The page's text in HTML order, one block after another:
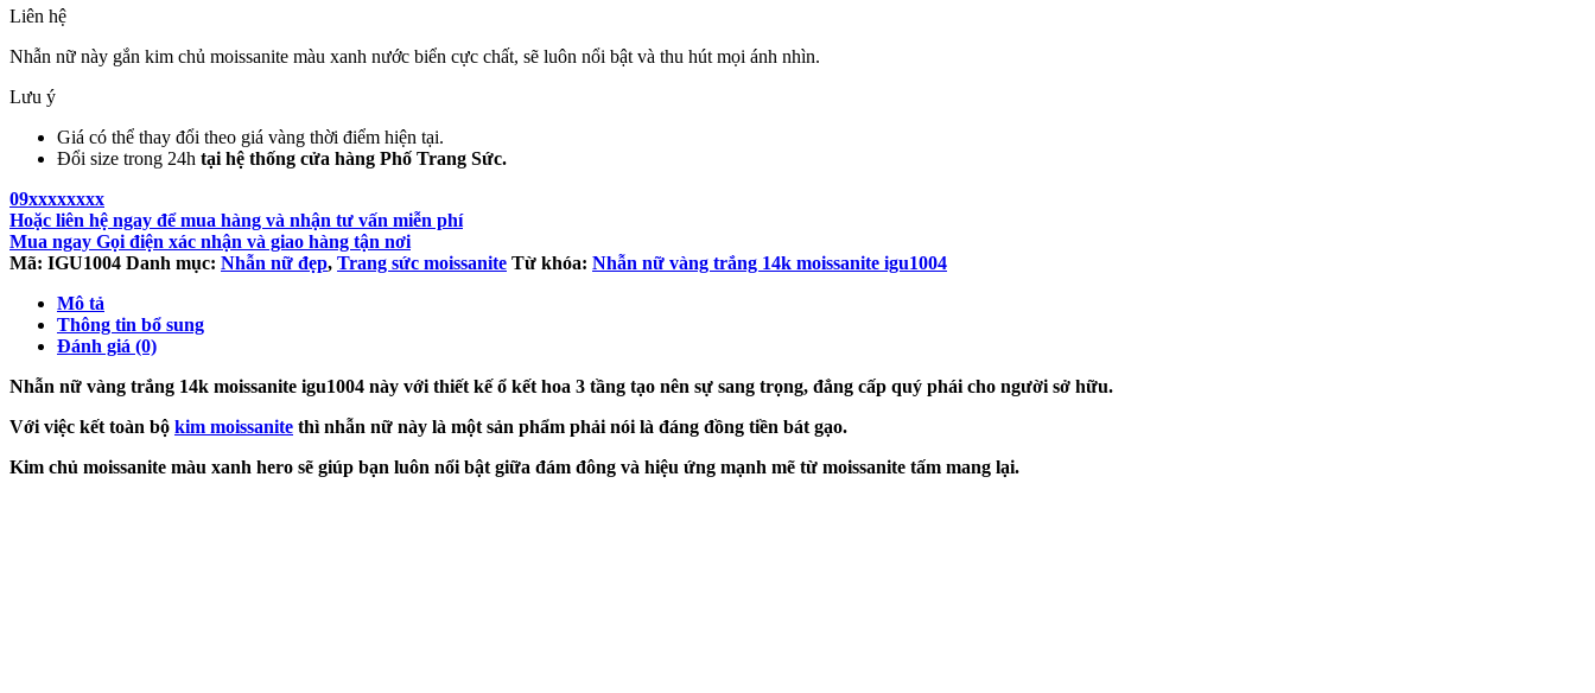
Liên hệ
Nhẫn nữ này gắn kim chủ moissanite màu xanh nước biển cực chất, sẽ luôn nổi bật và thu hút mọi ánh nhìn.
Lưu ý
Giá có thể thay đổi theo giá vàng thời điểm hiện tại.
Đổi size trong 24h tại hệ thống cửa hàng Phố Trang Sức.
09xxxxxxxx
Hoặc liên hệ ngay để mua hàng và nhận tư vấn miễn phí
Mua ngay Gọi điện xác nhận và giao hàng tận nơi
Mã: IGU1004 Danh mục: Nhẫn nữ đẹp, Trang sức moissanite Từ khóa: Nhẫn nữ vàng trắng 14k moissanite igu1004
Mô tả
Thông tin bổ sung
Đánh giá (0)
Nhẫn nữ vàng trắng 14k moissanite igu1004 này với thiết kế ổ kết hoa 3 tầng tạo nên sự sang trọng, đẳng cấp quý phái cho người sở hữu.
Với việc kết toàn bộ kim moissanite thì nhẫn nữ này là một sản phẩm phải nói là đáng đồng tiền bát gạo.
Kim chủ moissanite màu xanh hero sẽ giúp bạn luôn nổi bật giữa đám đông và hiệu ứng mạnh mẽ từ moissanite tấm mang lại.